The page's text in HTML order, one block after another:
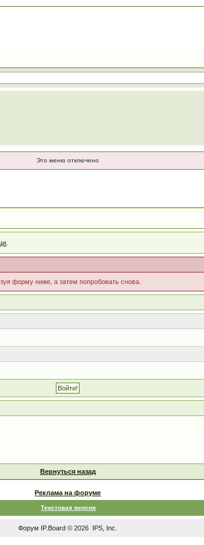
Это меню отключено
форму ниже, а затем попробовать снова.
Вернуться назад
Реклама на форуме
Текстовая версия
Форум IP.Board © 2026 IPS, Inc